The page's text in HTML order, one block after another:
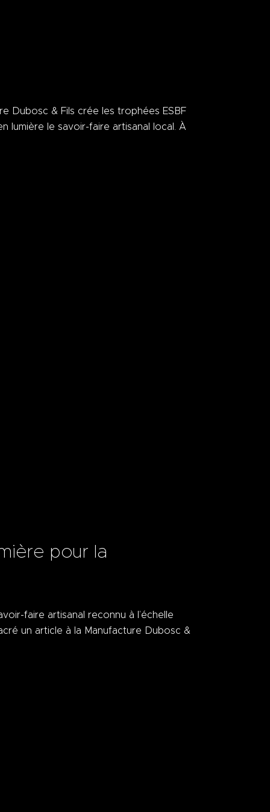
Dubosc & Fils crée les trophées ESBF
lumière le savoir-faire artisanal local. À
pour la
faire artisanal reconnu à l’échelle
un article à la Manufacture Dubosc &